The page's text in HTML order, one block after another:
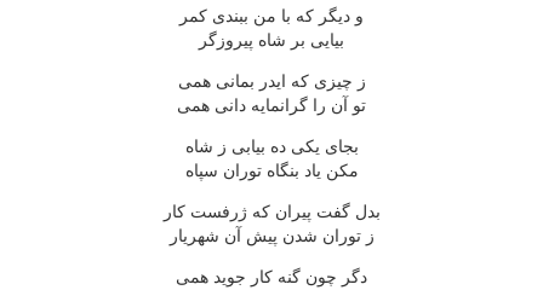
و دیگر که با من ببندی کمر
بیایی بر شاه پیروزگر
ز چیزی که ایدر بمانی همی
تو آن را گرانمایه دانی همی
بجای یکی ده بیابی ز شاه
مکن یاد بنگاه توران سپاه
بدل گفت پیران که ژرفست کار
ز توران شدن پیش آن شهریار
دگر چون گنه کار جوید همی